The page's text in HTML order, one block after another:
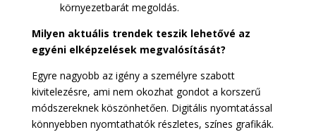
környezetbarát megoldás.
Milyen aktuális trendek teszik lehetővé az
egyéni elképzelések megvalósítását?
Egyre nagyobb az igény a személyre szabott
kivitelezésre, ami nem okozhat gondot a korszerű
módszereknek köszönhetően. Digitális nyomtatással
könnyebben nyomtathatók részletes, színes grafikák.